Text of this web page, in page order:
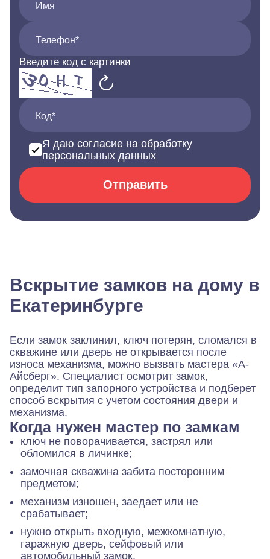
Имя
Телефон*
Введите код с картинки
Код*
Я даю согласие на обработку
персональных данных
Отправить
Вскрытие замков на дому в
Екатеринбурге
Если замок заклинил, ключ потерян, сломался в
скважине или дверь не открывается после
износа механизма, можно вызвать мастера «А-
Айсберг». Специалист осмотрит замок,
определит тип запорного устройства и подберет
способ вскрытия с учетом состояния двери и
механизма.
Когда нужен мастер по замкам
ключ не поворачивается, застрял или
обломился в личинке;
замочная скважина забита посторонним
предметом;
механизм изношен, заедает или не
срабатывает;
нужно открыть входную, межкомнатную,
гаражную дверь, сейфовый или
автомобильный замок.